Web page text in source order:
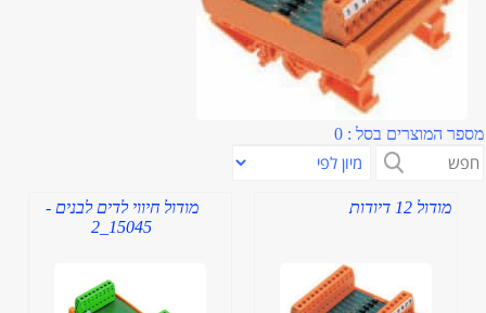
המוצרים בסל : 0
מודול 12 דיודות
מודול חיווי לדים לבנים -
15045_2